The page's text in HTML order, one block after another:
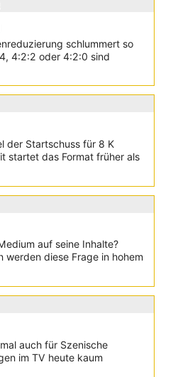
schlummert so
4:2:2 oder 4:2:0 sind
der Startschuss für 8 K
startet das Format früher als
auf seine Inhalte?
werden diese Frage in hohem
auch für Szenische
im TV heute kaum